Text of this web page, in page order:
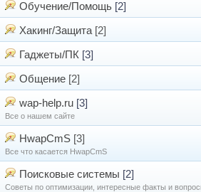
Обучение/Помощь [2]
Хакинг/Защита [2]
Гаджеты/ПК [3]
Общение [2]
wap-help.ru [3]
Все о нашем сайте
HwapCmS [3]
Все что касается HwapCmS
Поисковые системы [2]
Советы по оптимизации, интересные факты и